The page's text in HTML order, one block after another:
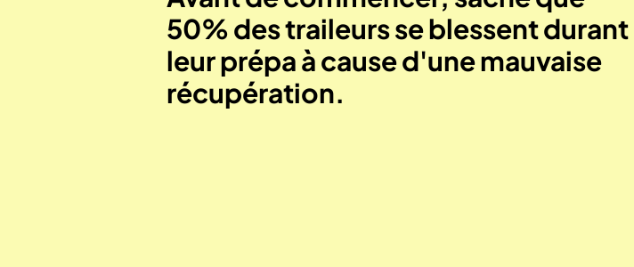
50% des traileurs se blessent durant
leur prépa à cause d'une mauvaise
récupération.